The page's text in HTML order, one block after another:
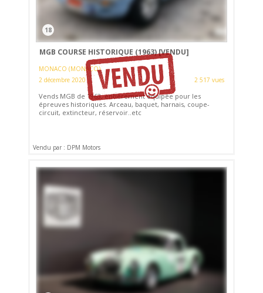
18
MGB COURSE HISTORIQUE (1963)[VENDU]
MONACO (MONACO)
2 décembre 2020
2 517 vues
Vends MGB de 1963, entièrement équipée pour les
épreuves historiques. Arceau, baquet, harnais, coupe-
circuit, extincteur, réservoir..etc
Vendu par : DPM Motors